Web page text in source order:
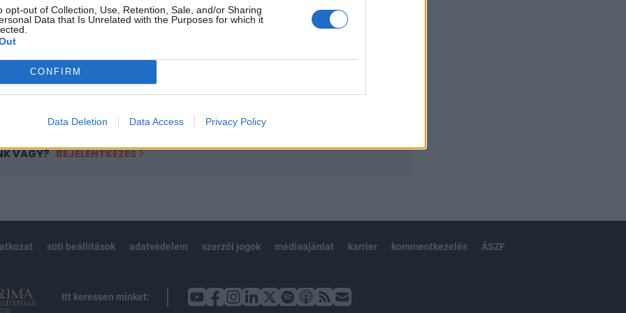
opt-out of Collection, Use, Retention, Sale, and/or Sharing
Data that Is Unrelated with the Purposes for which it
CONFIRM
Data Deletion Data Access Privacy Policy
tartalmazza:
cikkarchívum
elmúlt 2 év napon belüli
VAGY? BEJELENTKEZÉS
süti beállítások adatvédelem szerzői jogok médiaajánlat karrier kommentkezelés ÁSZF
Itt keressen minket: